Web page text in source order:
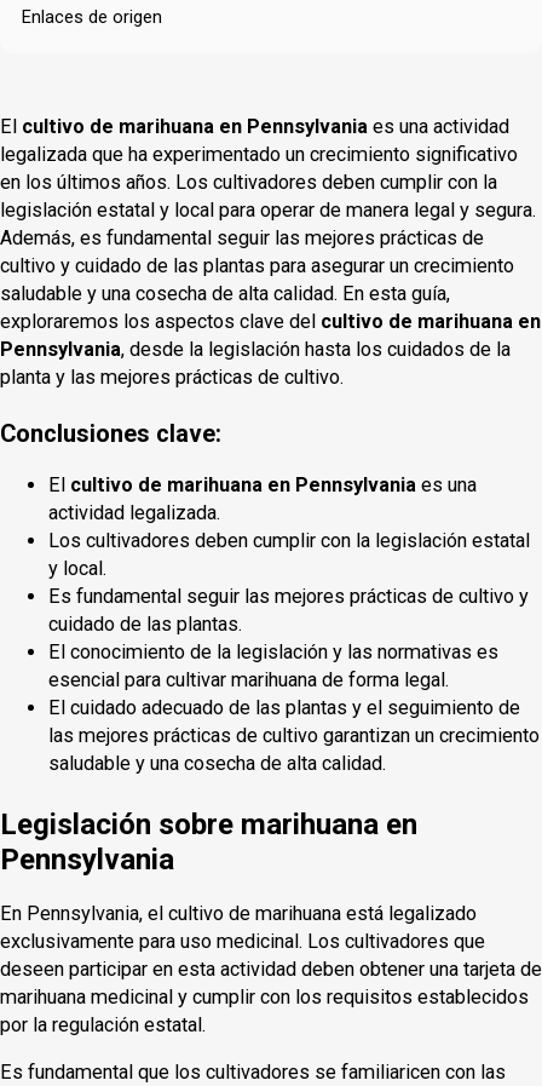
Enlaces de origen
El cultivo de marihuana en Pennsylvania es una actividad
legalizada que ha experimentado un crecimiento significativo
en los últimos años. Los cultivadores deben cumplir con la
legislación estatal y local para operar de manera legal y segura.
Además, es fundamental seguir las mejores prácticas de
cultivo y cuidado de las plantas para asegurar un crecimiento
saludable y una cosecha de alta calidad. En esta guía,
exploraremos los aspectos clave del cultivo de marihuana en
Pennsylvania, desde la legislación hasta los cuidados de la
planta y las mejores prácticas de cultivo.
Conclusiones clave:
El cultivo de marihuana en Pennsylvania es una
actividad legalizada.
Los cultivadores deben cumplir con la legislación estatal
y local.
Es fundamental seguir las mejores prácticas de cultivo y
cuidado de las plantas.
El conocimiento de la legislación y las normativas es
esencial para cultivar marihuana de forma legal.
El cuidado adecuado de las plantas y el seguimiento de
las mejores prácticas de cultivo garantizan un crecimiento
saludable y una cosecha de alta calidad.
Legislación sobre marihuana en
Pennsylvania
En Pennsylvania, el cultivo de marihuana está legalizado
exclusivamente para uso medicinal. Los cultivadores que
deseen participar en esta actividad deben obtener una tarjeta de
marihuana medicinal y cumplir con los requisitos establecidos
por la regulación estatal.
Es fundamental que los cultivadores se familiaricen con las